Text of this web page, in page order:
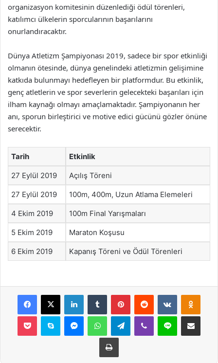
organizasyon komitesinin düzenlediği ödül törenleri,
katılımcı ülkelerin sporcularının başarılarını
onurlandıracaktır.
Dünya Atletizm Şampiyonası 2019, sadece bir spor etkinliği
olmanın ötesinde, dünya genelindeki atletizmin gelişimine
katkıda bulunmayı hedefleyen bir platformdur. Bu etkinlik,
genç atletlerin ve spor severlerin gelecekteki başarıları için
ilham kaynağı olmayı amaçlamaktadır. Şampiyonanın her
anı, sporun birleştirici ve motive edici gücünü gözler önüne
serecektir.
Tarih Etkinlik
27 Eylül 2019 Açılış Töreni
27 Eylül 2019 100m, 400m, Uzun Atlama Elemeleri
4 Ekim 2019 100m Final Yarışmaları
5 Ekim 2019 Maraton Koşusu
6 Ekim 2019 Kapanış Töreni ve Ödül Törenleri
Facebook
X LinkedInTumblr PinterestReddit VKontakte
Pocket Skype MessengerWhatsAppTelegramViber Line E-Posta ile
Yazdır